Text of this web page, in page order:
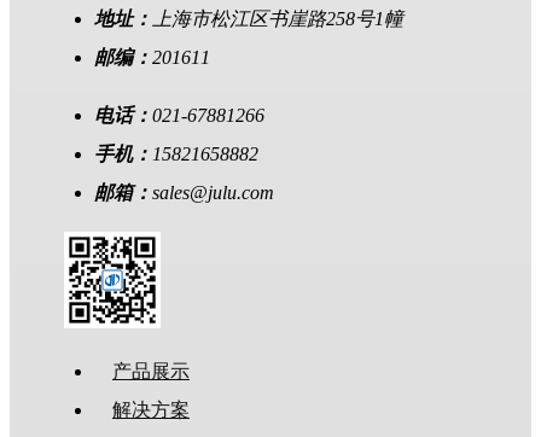
地址：
上海市松江区书崖路258号1幢
邮编： 201611
电话： 021-67881266
手机： 15821658882
邮箱： sales@julu.com
产品展示
解决方案